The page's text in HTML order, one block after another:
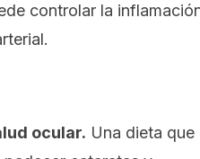
controlar la
ocular. Una dieta que